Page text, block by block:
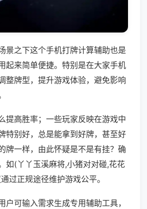
景之下这个手机打牌计算辅助也是
起来简单便捷。特别是在大家手机
整牌型，提升游戏体验，避免影响
提高胜率；一些玩家反映在游戏中
特别好，总是能拿到好牌，甚至好
牌一样，由此怀疑是不是有挂？确
如(丫丫玉溪麻将,小猪对对碰,花花
过正规途径维护游戏公平。
户可输入需求生成专用辅助工具，